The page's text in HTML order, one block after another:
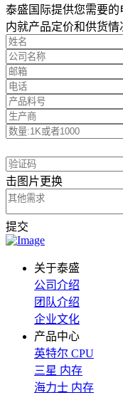
泰盛国际提供您需要
内就产品定价和供货情
击图片更换
提交
关于泰盛
公司介绍
团队介绍
企业文化
产品中心
英特尔 CPU
三星 内存
海力士 内存